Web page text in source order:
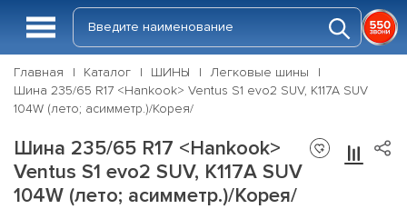
Главная Каталог ШИНЫ
Легковые шины
Шина 235/65 R17 <Hankook> Ventus S1 evo2 SUV, K117A SUV
104W (лето; асимметр.)/Корея/
Шина 235/65 R17 <Hankook>
Ventus S1 evo2 SUV, K117A SUV
104W (лето; асимметр.)/Корея/